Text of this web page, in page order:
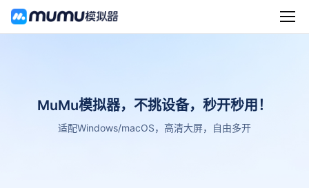
MuMu模拟器，不挑设备，秒开秒用！
适配Windows/macOS，高清大屏，自由多开